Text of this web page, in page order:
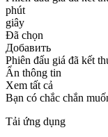
phút
giây
Đã chọn
Добавить
Phiên đấu giá đã kết
Ẩn thông tin
Xem tất cả
Bạn có chắc chắn
Tải ứng dụng